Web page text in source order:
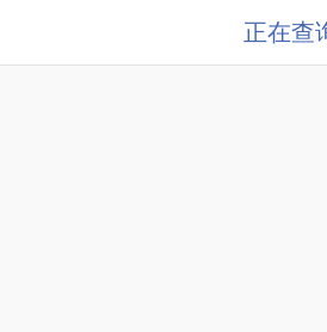
正在查